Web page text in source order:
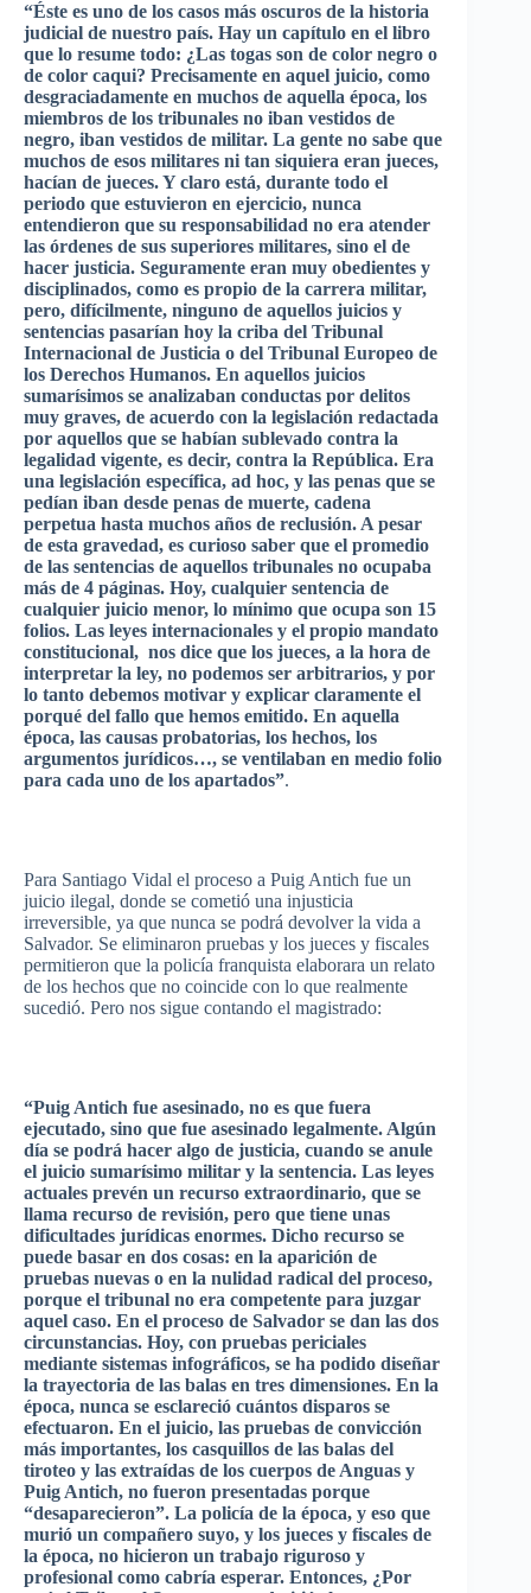
“Éste es uno de los casos más oscuros de la historia
judicial de nuestro país. Hay un capítulo en el libro
que lo resume todo: ¿Las togas son de color negro o
de color caqui? Precisamente en aquel juicio, como
desgraciadamente en muchos de aquella época, los
miembros de los tribunales no iban vestidos de
negro, iban vestidos de militar. La gente no sabe que
muchos de esos militares ni tan siquiera eran jueces,
hacían de jueces. Yclaro está, durante todo el
periodo que estuvieron en ejercicio, nunca
entendieron que su responsabilidad no era atender
las órdenes de sus superiores militares, sino el de
hacer justicia. Seguramente eran muy obedientes y
disciplinados, como es propio de la carrera militar,
pero, difícilmente, ninguno de aquellos juicios y
sentencias pasarían hoy la criba del Tribunal
Internacional de Justicia o del Tribunal Europeo de
los Derechos Humanos. En aquellos juicios
sumarísimos se analizaban conductas por delitos
muy graves, de acuerdo con la legislación redactada
por aquellos que se habían sublevado contra la
legalidad vigente, es decir, contra la República. Era
una legislación específica, ad hoc, y las penas que se
pedían iban desde penas de muerte, cadena
perpetua hasta muchos años de reclusión. A pesar
de esta gravedad, es curioso saber que el promedio
de las sentencias de aquellos tribunales no ocupaba
más de 4 páginas. Hoy, cualquier sentencia de
cualquier juicio menor, lo mínimo que ocupa son 15
folios. Las leyes internacionales y el propio mandato
constitucional, nos dice que los jueces, a la hora de
interpretar la ley, no podemos ser arbitrarios, y por
lo tanto debemos motivar y explicar claramente el
porqué del fallo que hemos emitido. En aquella
época, las causas probatorias, los hechos, los
argumentos jurídicos…, se ventilaban en medio folio
para cada uno de los apartados”.
Para Santiago Vidal el proceso a Puig Antich fue un
juicio ilegal, donde se cometió una injusticia
irreversible, ya que nunca se podrá devolverla vida a
Salvador. Se eliminaron pruebas y los jueces y fiscales
permitieron que la policía franquista elaborara un relato
de los hechos que no coincide con lo que realmente
sucedió. Pero nos sigue contando el magistrado:
“Puig Antich fue asesinado, no es que fuera
ejecutado, sino que fue asesinado legalmente. Algún
día se podrá hacer algo de justicia, cuando se anule
el juicio sumarísimo militar y la sentencia. Las leyes
actuales prevén un recurso extraordinario, que se
llama recurso de revisión, pero que tiene unas
dificultades jurídicas enormes. Dicho recurso se
puede basar en dos cosas: en la aparición de
pruebas nuevas o en la nulidad radical del proceso,
porque el tribunal no era competente para juzgar
aquel caso. En el proceso de Salvador se dan las dos
circunstancias. Hoy, con pruebas periciales
mediante sistemas infográficos, se ha podido diseñar
la trayectoria de las balas en tres dimensiones. En la
época, nunca se esclareció cuántos disparos se
efectuaron. En el juicio, las pruebas de convicción
más importantes, los casquillos de las balas del
tiroteo y las extraídas de los cuerpos de Anguas y
Puig Antich, no fueron presentadas porque
“desaparecieron”. La policía de la época, y eso que
murió un compañero suyo, y los jueces y fiscales de
la época, no hicieron un trabajo riguroso y
profesional como cabría esperar. Entonces, ¿Por